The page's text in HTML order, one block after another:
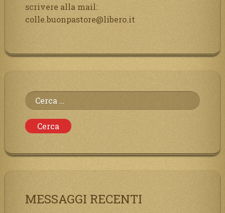
scrivere alla mail:
colle.buonpastore@libero.it
Ricerca
per:
MESSAGGI RECENTI